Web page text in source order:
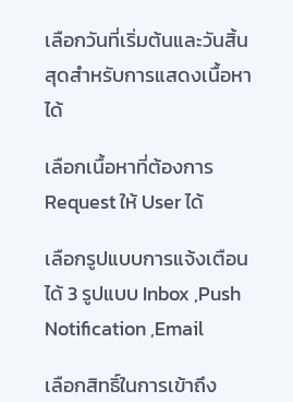
เลือกวันที่เริ่มต้นและวันสิ้น
สุดสำหรับการแสดงเนื้อหา
ได้
เลือกเนื้อหาที่ต้องการ
Request ให้ User ได้
เลือกรูปแบบการแจ้งเตือน
ได้ 3 รูปแบบ Inbox ,Push
Notification ,Email
เลือกสิทธิ์ในการเข้าถึง